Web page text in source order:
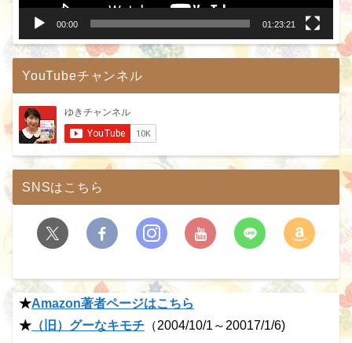
00:00 01:23:21
YouTubeチャンネル
SNSはこちら
★Amazon著者ページはこちら
★ （旧）グーなキモチ （2004/10/1～20017/1/6)